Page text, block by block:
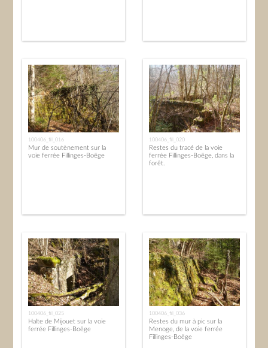
100406_fil_016
Mur de soutènement sur la
voie ferrée Fillinges-Boëge
100406_fil_020
Restes du tracé de la voie
ferrée Fillinges-Boëge, dans la
forêt.
100406_fil_025
Halte de Mijouet sur la voie
ferrée Fillinges-Boëge
100406_fil_036
Restes du mur à pic sur la
Menoge, de la voie ferrée
Fillinges-Boëge